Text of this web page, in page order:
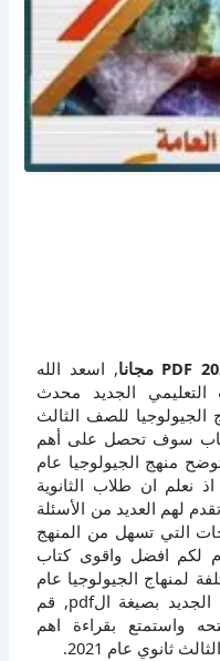
, اسعد الله
الجديد محدث
للصف الثالث
هذا الكتاب سوف تحصل على أهم
منهج الجيولوجيا عام
اذ نعلم ان طلاب الثانوية
لهم العديد من الأسئلة
التي تسهل من المنهج
لكم افضل واقوى كتاب
لمنهاج الجيولوجيا عام
2021 وهو كتاب الشامل جيولوجيا الجديد بصيغة الpdf, قم
واستمتع بقراءة اهم
ثانوي عام 2021.